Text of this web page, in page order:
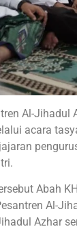
Al-Jihadul
acara
Abah
Al-
Azhar